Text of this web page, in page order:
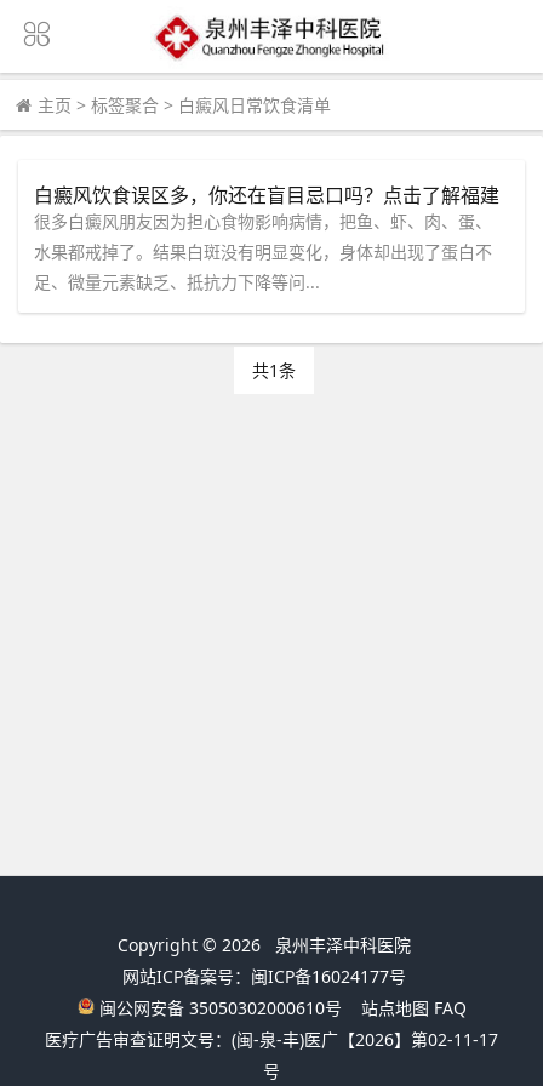
主页 > 标签聚合 > 白癜风日常饮食清单
白癜风饮食误区多，你还在盲目忌口吗？点击了解福建
泉州中科白癜风医院怎么说
很多白癜风朋友因为担心食物影响病情，把鱼、虾、肉、蛋、
水果都戒掉了。结果白斑没有明显变化，身体却出现了蛋白不
足、微量元素缺乏、抵抗力下降等问...
共1条
Copyright © 2026 泉州丰泽中科医院
网站ICP备案号：闽ICP备16024177号
闽公网安备 35050302000610号
站点地图 FAQ
医疗广告审查证明文号：(闽-泉-丰)医广【2026】第02-11-17
号